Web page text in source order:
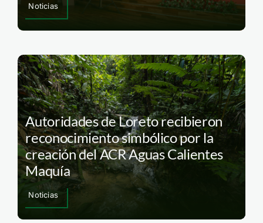
Noticias
Autoridades de Loreto recibieron
reconocimiento simbólico por la
creación del ACR Aguas Calientes
Maquía
Noticias